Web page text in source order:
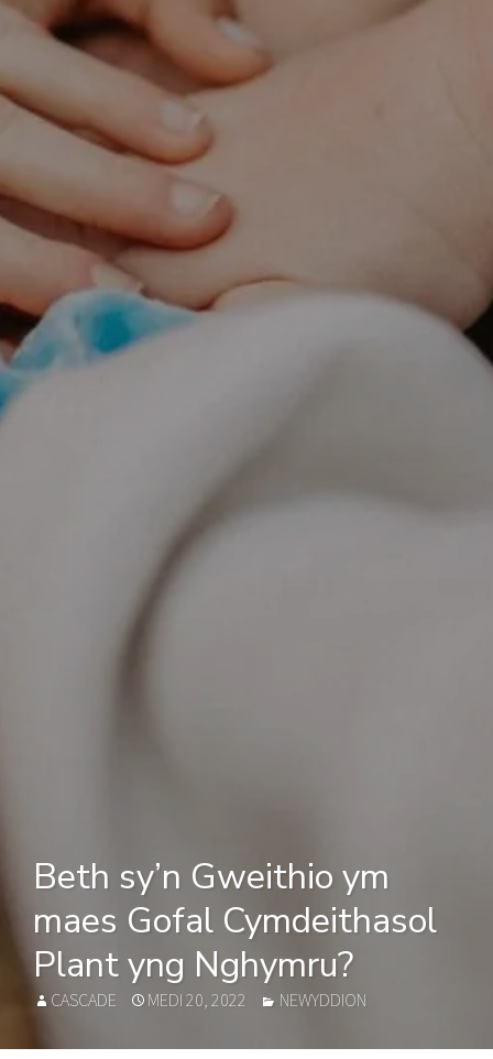
Beth sy’n Gweithio ym
maes Gofal Cymdeithasol
Plant yng Nghymru?
AUTHOR
CASCADE
POSTED
MEDI 20, 2022 CATEGORIES
NEWYDDION